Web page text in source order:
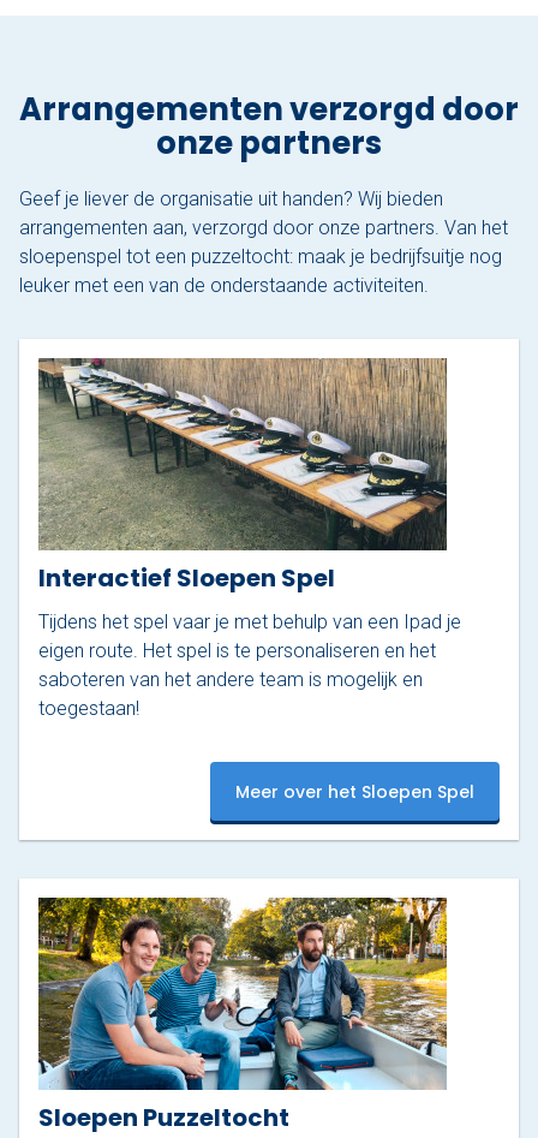
XL Lounge sloep
Over Sloepdelen
Veel gestelde vragen
Werken bij Sloepdelen
Algemene voorwaarden
Nu reserveren
Arrangementen verzorgd door
onze partners
Geef je liever de organisatie uit handen? Wij bieden
arrangementen aan, verzorgd door onze partners. Van het
sloepenspel tot een puzzeltocht: maak je bedrijfsuitje nog
leuker met een van de onderstaande activiteiten.
Interactief Sloepen Spel
Tijdens het spel vaar je met behulp van een Ipad je
eigen route. Het spel is te personaliseren en het
saboteren van het andere team is mogelijk en
toegestaan!
Meer over het Sloepen Spel
Sloepen Puzzeltocht